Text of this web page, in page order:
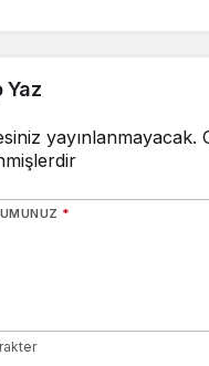
Yaz
yayınlanmayacak.
*